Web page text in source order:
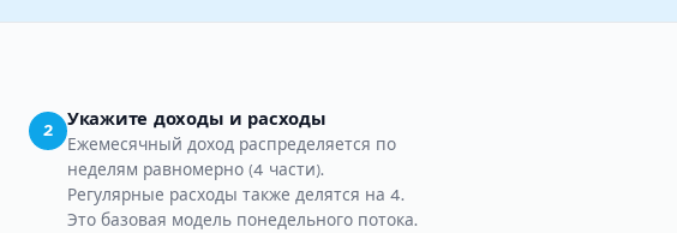
2
Укажите доходы и расходы
Ежемесячный доход распределяется по
неделям равномерно (4 части).
Регулярные расходы также делятся на 4.
Это базовая модель понедельного потока.